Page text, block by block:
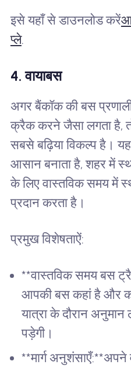
इसे यहाँ से डाउनलोड करें
प्ले.
4. वायाबस
अगर बैंकॉक की बस
क्रैक करने जैसा लगता है,
सबसे बढ़िया विकल्प है।
आसान बनाता है, शहर में
के लिए वास्तविक समय में
प्रदान करता है।
प्रमुख विशेषताऐं:
**वास्तविक समय बस
आपकी बस कहां है और
यात्रा के दौरान
पड़ेगी।
**मार्ग